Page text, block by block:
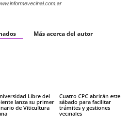
Más acerca del autor
Libre del
lanza su primer
de Viticultura
Cuatro CPC abrirán este
sábado para facilitar
trámites y gestiones
vecinales